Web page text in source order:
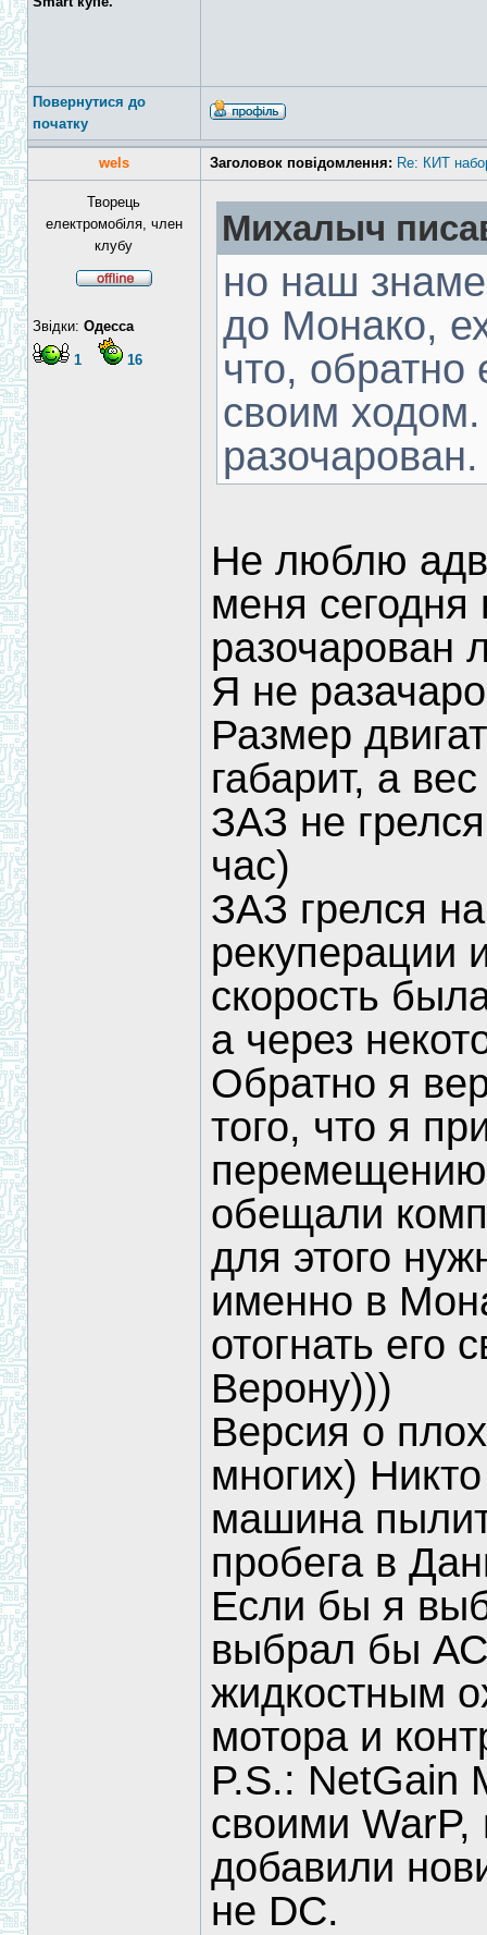
Повернутися до
початку
wels Заголовок повідомлення: Re: КИТ
Творець
електромобіля, член
клубу
Звідки: Одесса
1 16
Михалыч
но наш
до Монако,
что, обратно
своим
Не люблю
меня сегодня
разочарован
Я не
Размер
габарит, а
ЗАЗ не
час)
ЗАЗ грелся
рекуперации
скорость
а через
Обратно я
того, что я
обещали
для этого
именно в
отогнать его
Верону)))
Версия о
многих)
машина
пробега в
Если бы я
выбрал бы
жидкостным
мотора и
P.S.: NetGain
своими
добавили
не DC.